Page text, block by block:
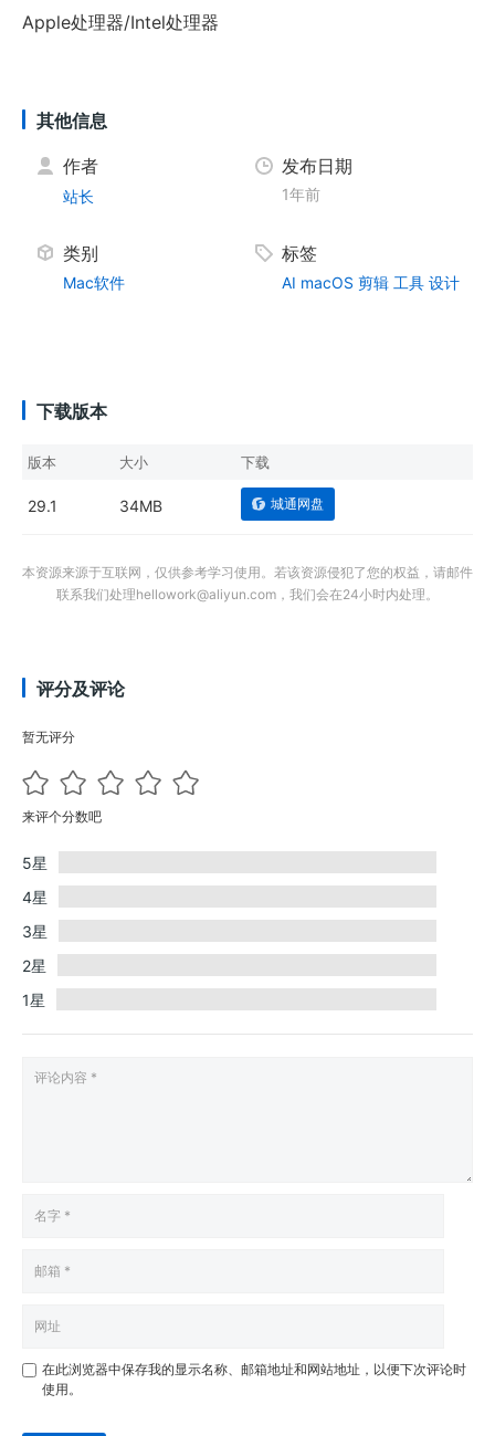
Apple处理器/Intel处理器
其他信息
作者
站长
发布日期
1年前
类别
Mac软件
标签
AI macOS 剪辑 工具 设计
下载版本
版本 大小 下载
29.1 34MB 城通网盘
本资源来源于互联网，仅供参考学习使用。若该资源侵犯了您的权益，请邮件
联系我们处理hellowork@aliyun.com，我们会在24小时内处理。
评分及评论
暂无评分
来评个分数吧
5星
4星
3星
2星
1星
在此浏览器中保存我的显示名称、邮箱地址和网站地址，以便下次评论时
使用。